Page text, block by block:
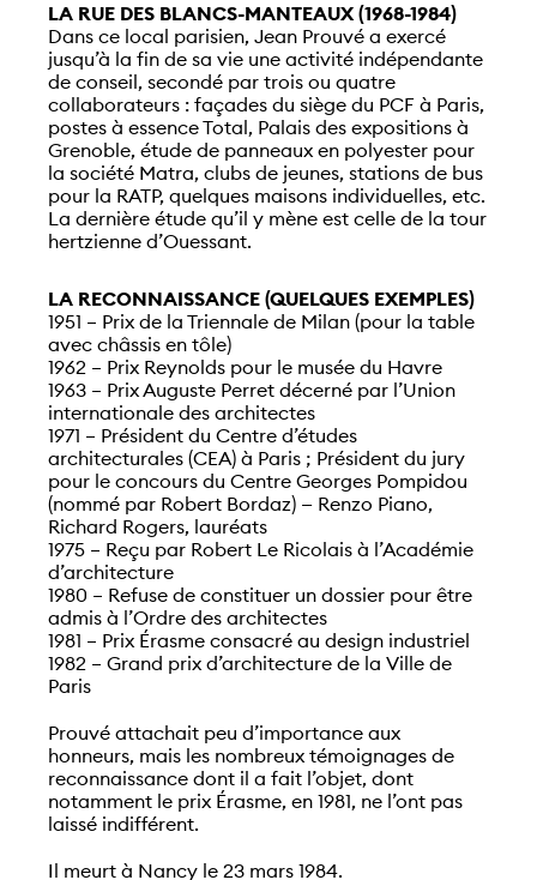
LA RUE DES BLANCS-MANTEAUX (1968-1984)
Dans ce local parisien, Jean Prouvé a exercé
jusqu’à la fin de sa vie une activité indépendante
de conseil, secondé par trois ou quatre
collaborateurs : façades du siège du PCF à Paris,
postes à essence Total, Palais des expositions à
Grenoble, étude de panneaux en polyester pour
la société Matra, clubs de jeunes, stations de bus
pour la RATP, quelques maisons individuelles, etc.
La dernière étude qu’il y mène est celle de la tour
hertzienne d’Ouessant.
LA RECONNAISSANCE (QUELQUES EXEMPLES)
1951 – Prix de la Triennale de Milan (pour la table
avec châssis en tôle)
1962 – Prix Reynolds pour le musée du Havre
1963 – Prix Auguste Perret décerné par l’Union
internationale des architectes
1971 – Président du Centre d’études
architecturales (CEA) à Paris ; Président du jury
pour le concours du Centre Georges Pompidou
(nommé par Robert Bordaz) — Renzo Piano,
Richard Rogers, lauréats
1975 – Reçu par Robert Le Ricolais à l’Académie
d’architecture
1980 – Refuse de constituer un dossier pour être
admis à l’Ordre des architectes
1981 – Prix Érasme consacré au design industriel
1982 – Grand prix d’architecture de la Ville de
Paris
Prouvé attachait peu d’importance aux
honneurs, mais les nombreux témoignages de
reconnaissance dont il a fait l’objet, dont
notamment le prix Érasme, en 1981, ne l’ont pas
laissé indifférent.
Il meurt à Nancy le 23 mars 1984.